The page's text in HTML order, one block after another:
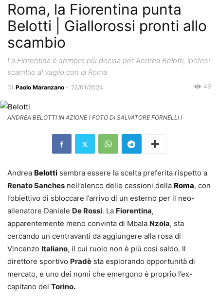
Roma, la Fiorentina punta
Belotti | Giallorossi pronti allo
scambio
La Fiorentina è sempre più decisa per Andrea Belotti, ipotesi
scambio al vaglio con la Roma
Di Paolo Maranzano - 22/01/2024 49
ANDREA BELOTTI IN AZIONE ( FOTO DI SALVATORE FORNELLI )
Andrea Belotti sembra essere la scelta preferita rispetto a
Renato Sanches nell’elenco delle cessioni della Roma, con
l’obiettivo di sbloccare l’arrivo di un esterno per il neo-
allenatore Daniele De Rossi. La Fiorentina,
apparentemente meno convinta di Mbala Nzola, sta
cercando un centravanti da aggiungere alla rosa di
Vincenzo Italiano, il cui ruolo non è più così saldo. Il
direttore sportivo Pradè sta esplorando opportunità di
mercato, e uno dei nomi che emergono è proprio l’ex-
capitano del Torino.